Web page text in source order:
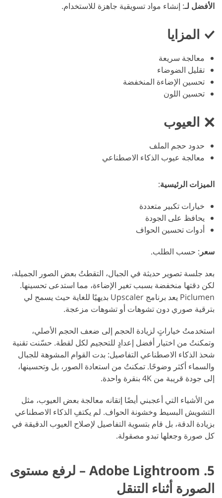
الأفضل لـ: إنشاء مواد تسويقية جاهزة للاستخدام.
المزايا
معالجة سريعة
تقليل الضوضاء
تحسين الإضاءة المنخفضة
تحسين اللون
العيوب
حدود حجم الملف
معالجة عيوب الذكاء الاصطناعي
الميزات الرئيسية:
خيارات تكبير متعددة
يحافظ على الجودة
أدوات تحسين الحواف
سعر : حسب الطلب.
بعد جلسة تصوير حديثة في الجبال، التقطتُ بعض الصور الجميلة،
لكن دقتها منخفضة بسبب تغير الإضاءة، مما استدعى تحسينها.
Piclumen يعد برنامج Upscaler بديهيًا للغاية حيث يسمح لي
بترقية صوري دون تشوهات أو تشوهات مزعجة.
استخدمتُ خياراتٍ لزيادة الحجم إلى ضعف الحجم الأصلي،
وتمكنتُ من اختيار أفضل إعدادٍ للتحجيم لكل لقطة. حسّنت تقنية
شحذ الذكاء الاصطناعي التفاصيل: بدت القوام المشوهة للجبال
والسماء أكثر وضوحًا. تمكنتُ من استعادة الصور، بل وتحسينها،
إلى جودة قريبة من 4K بنقرة واحدة.
من الأشياء التي أعجبني أيضًا إتقانه معالجة بعض العيوب، مثل
التشويش البسيط وخشونة الحواف. لم يكتفِ الذكاء الاصطناعي
بزيادة الدقة، بل قام بتسوية التفاصيل لإصلاح العيوب الدقيقة في
كل صورة وجعلها تبدو مصقولة.
5. Adobe Lightroom – لرفع مستوى
الصورة أثناء التنقل